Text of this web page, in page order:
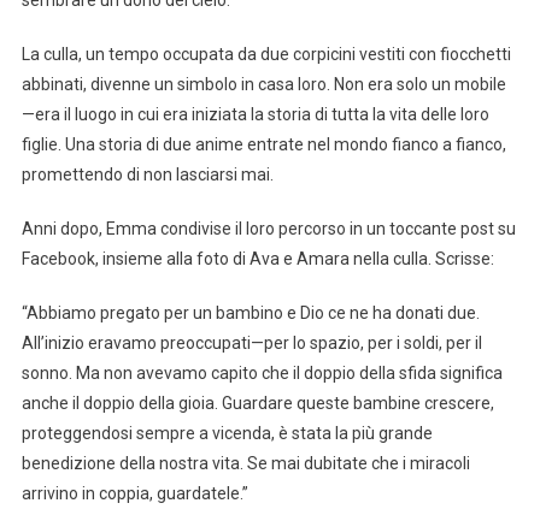
La culla, un tempo occupata da due corpicini vestiti con fiocchetti
abbinati, divenne un simbolo in casa loro. Non era solo un mobile
—era il luogo in cui era iniziata la storia di tutta la vita delle loro
figlie. Una storia di due anime entrate nel mondo fianco a fianco,
promettendo di non lasciarsi mai.
Anni dopo, Emma condivise il loro percorso in un toccante post su
Facebook, insieme alla foto di Ava e Amara nella culla. Scrisse:
“Abbiamo pregato per un bambino e Dio ce ne ha donati due.
All’inizio eravamo preoccupati—per lo spazio, per i soldi, per il
sonno. Ma non avevamo capito che il doppio della sfida significa
anche il doppio della gioia. Guardare queste bambine crescere,
proteggendosi sempre a vicenda, è stata la più grande
benedizione della nostra vita. Se mai dubitate che i miracoli
arrivino in coppia, guardatele.”